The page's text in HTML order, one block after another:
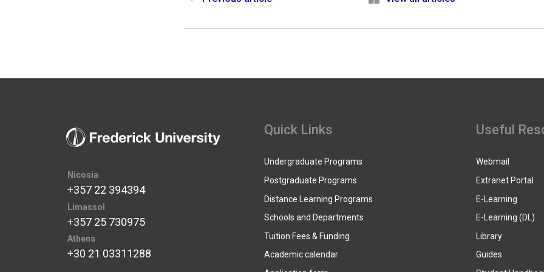
Nicosia
+357 22 394394
Limassol
+357 25 730975
Athens
+30 21 03311288
Quick Links
Undergraduate Programs
Postgraduate Programs
Distance Learning Programs
Schools and Departments
Tuition Fees & Funding
Academic calendar
Useful
Webmail
Extranet Portal
E-Learning
E-Learning (DL)
Library
Guides